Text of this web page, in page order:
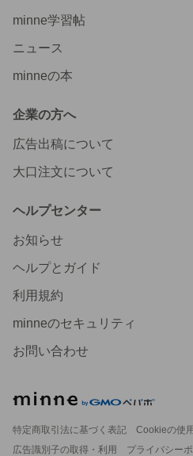
minne学習帖
ニュース
minneの本
企業の方へ
広告出稿について
大口注文について
ヘルプセンター
お知らせ
ヘルプとガイド
利用規約
minneのセキュリティ
お問い合わせ
特定商取引法に基づく表記
Cookieの使
広告識別子の取得・利用
プライバシー